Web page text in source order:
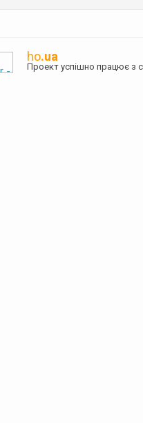
ho.ua
Проект успішно працює з